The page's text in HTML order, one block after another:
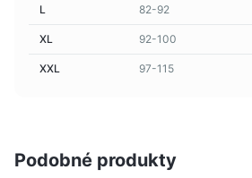
L 82-92
XL 92-100
XXL 97-115
Podobné produkty